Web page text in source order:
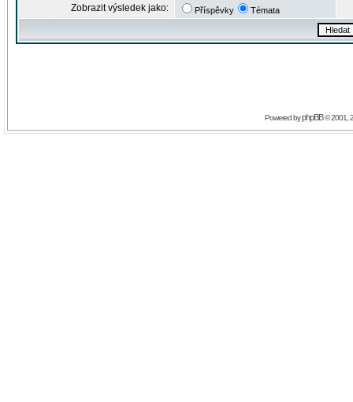
Zobrazit výsledek jako: Příspěvky Témata
Powered byphpBB© 2001,